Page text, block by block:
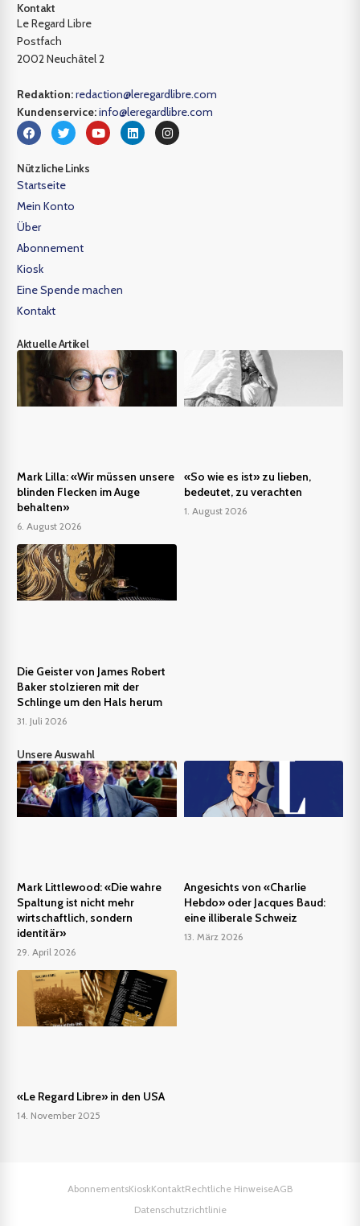
Kontakt
Le Regard Libre
Postfach
2002 Neuchâtel 2
Redaktion:redaction@leregardlibre.com
Kundenservice:info@leregardlibre.com
Nützliche Links
Startseite
Mein Konto
Über
Abonnement
Kiosk
Eine Spende machen
Kontakt
Aktuelle Artikel
Mark Lilla: «Wir müssen unsere
blinden Flecken im Auge
behalten»
6. August 2026
«So wie es ist» zu lieben,
bedeutet, zu verachten
1. August 2026
Die Geister von James Robert
Baker stolzieren mit der
Schlinge um den Hals herum
31. Juli 2026
Unsere Auswahl
Mark Littlewood: «Die wahre
Spaltung ist nicht mehr
wirtschaftlich, sondern
identitär»
29. April 2026
Angesichts von «Charlie
Hebdo» oder Jacques Baud:
eine illiberale Schweiz
13. März 2026
«Le Regard Libre» in den USA
14. November 2025
AbonnementsKioskKontaktRechtliche HinweiseAGB
Datenschutzrichtlinie